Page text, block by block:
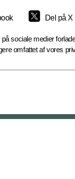
Del på X
på sociale medier
omfattet af vores